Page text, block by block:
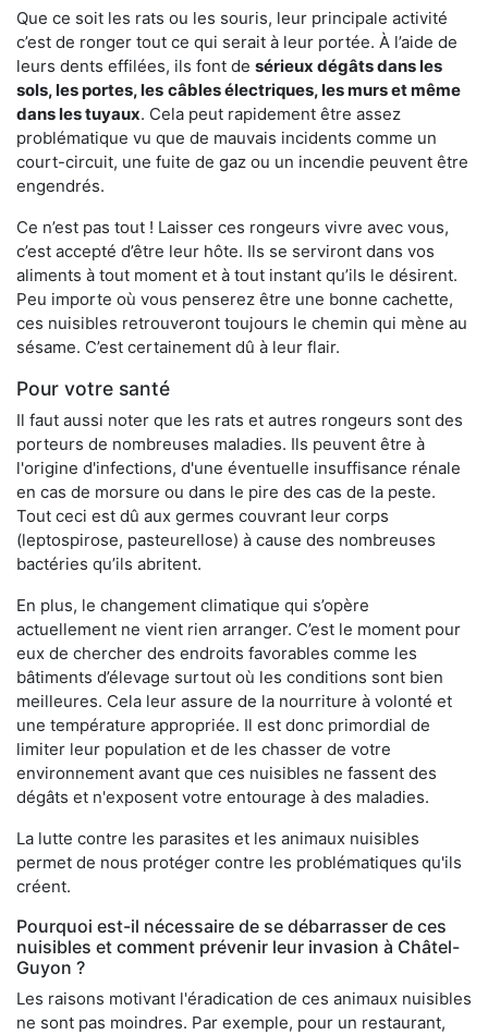
Que ce soit les rats ou les souris, leur principale activité
c’est de ronger tout ce qui serait à leur portée. À l’aide de
leurs dents effilées, ils font de sérieux dégâts dans les
sols, les portes, les câbles électriques, les murs et même
dans les tuyaux. Cela peut rapidement être assez
problématique vu que de mauvais incidents comme un
court-circuit, une fuite de gaz ou un incendie peuvent être
engendrés.
Ce n’est pas tout ! Laisser ces rongeurs vivre avec vous,
c’est accepté d’être leur hôte. Ils se serviront dans vos
aliments à tout moment et à tout instant qu’ils le désirent.
Peu importe où vous penserez être une bonne cachette,
ces nuisibles retrouveront toujours le chemin qui mène au
sésame. C’est certainement dû à leur flair.
Pour votre santé
Il faut aussi noter que les rats et autres rongeurs sont des
porteurs de nombreuses maladies. Ils peuvent être à
l'origine d'infections, d'une éventuelle insuffisance rénale
en cas de morsure ou dans le pire des cas de la peste.
Tout ceci est dû aux germes couvrant leur corps
(leptospirose, pasteurellose) à cause des nombreuses
bactéries qu’ils abritent.
En plus, le changement climatique qui s’opère
actuellement ne vient rien arranger. C’est le moment pour
eux de chercher des endroits favorables comme les
bâtiments d’élevage surtout où les conditions sont bien
meilleures. Cela leur assure de la nourriture à volonté et
une température appropriée. Il est donc primordial de
limiter leur population et de les chasser de votre
environnement avant que ces nuisibles ne fassent des
dégâts et n'exposent votre entourage à des maladies.
La lutte contre les parasites et les animaux nuisibles
permet de nous protéger contre les problématiques qu'ils
créent.
Pourquoi est-il nécessaire de se débarrasser de ces
nuisibles et comment prévenir leur invasion à Châtel-
Guyon ?
Les raisons motivant l'éradication de ces animaux nuisibles
ne sont pas moindres. Par exemple, pour un restaurant,